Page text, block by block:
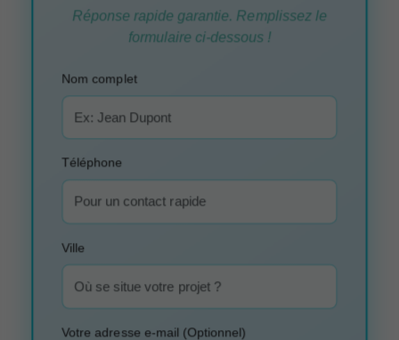
Réponse rapide garantie. Remplissez le
formulaire ci-dessous !
Nom complet
Téléphone
Ville
Votre adresse e-mail (Optionnel)